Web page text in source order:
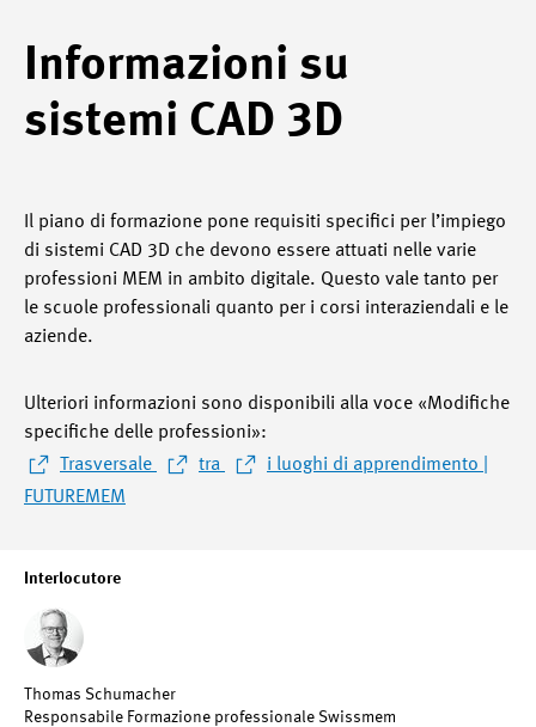
Interlocutore
Thomas Schumacher
Responsabile Formazione professionale Swissmem
Informazioni su
sistemi CAD 3D
Il piano di formazione pone requisiti specifici per l’impiego
di sistemi CAD 3D che devono essere attuati nelle varie
professioni MEM in ambito digitale. Questo vale tanto per
le scuole professionali quanto per i corsi interaziendali e le
aziende.
Ulteriori informazioni sono disponibili alla voce «Modifiche
specifiche delle professioni»:
Trasversale
tra
i luoghi di apprendimento |
FUTUREMEM